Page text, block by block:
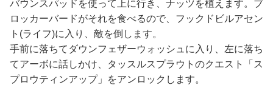
バウンスパッドを使って上に行き、ナッツを植えます。ブ
ロッカーバードがそれを食べるので、フックドビルアセン
ト(ライフ)に入り、敵を倒します。
手前に落ちてダウンフェザーウォッシュに入り、左に落ち
てアーボに話しかけ、タッスルスプラウトのクエスト「ス
プロウティンアップ」をアンロックします。